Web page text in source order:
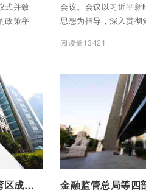
式并致
政策举
会议。会议以习近平
思想为指导，深入贯
署下一阶段工作。中
宣昌能、陆磊、陶玲、
阅读量13421
京津冀、长三角、粤港澳大湾区成各家银行必争之地